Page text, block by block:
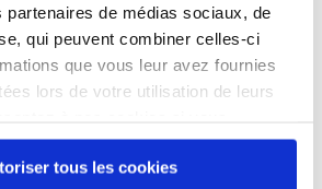
partenaires de médias sociaux, de
qui peuvent combiner celles-ci
que vous leur avez fournies
lors de votre utilisation de leurs
site Web.
tous les cookies